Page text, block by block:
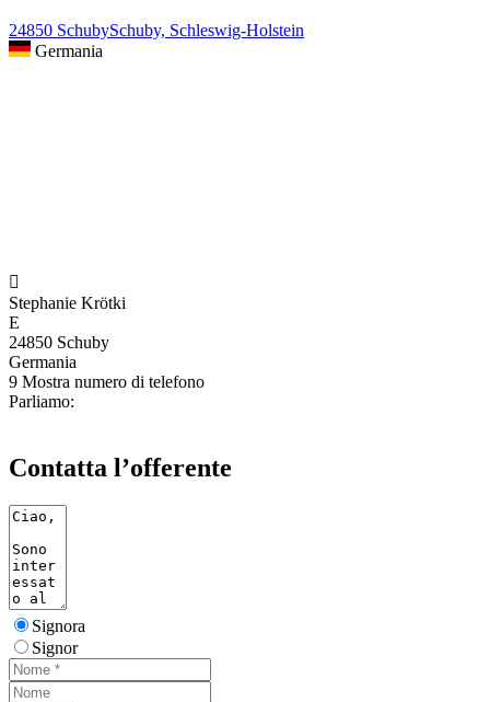
24850 SchubySchuby, Schleswig-Holstein
Germania

Stephanie Krötki
E
24850 Schuby
Germania
9 Mostra numero di telefono
Parliamo:
Contatta l’offerente
Signora
Signor